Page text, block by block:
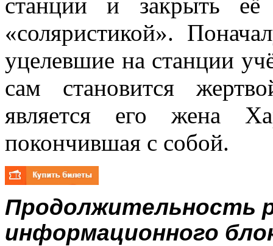
«соляристикой».
уцелевшие на станции
сам становится
является его жена
покончившая с собой.
Продолжительность
информационного